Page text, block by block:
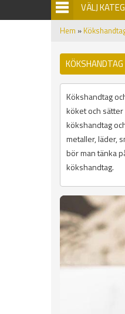
VÄLJ
Hem »
Kökshandtag
köket och
kökshandtag
metaller, läder,
bör man tänka
kökshandtag.